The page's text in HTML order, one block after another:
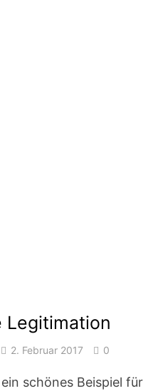
Legitimation
2. Februar 2017 0
schönes Beispiel für